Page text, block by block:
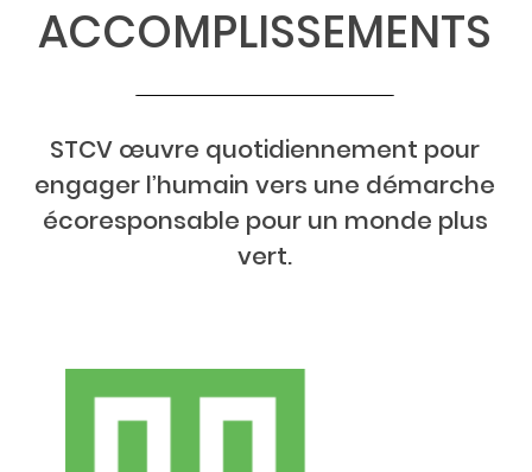
ACCOMPLISSEMENTS
STCV œuvre quotidiennement pour
engager l’humain vers une démarche
écoresponsable pour un monde plus
vert.